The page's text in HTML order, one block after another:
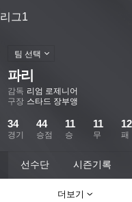
리그1
파리
감독 리엄 로제니어
구장 스타드 장부앵
경기
34
승점
44
승
11
무
11
패
12
팀 선택
선수단 시즌기록
더보기